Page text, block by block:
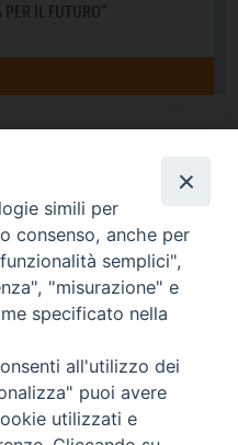
DI ALBANO
- Fax.: 06.9323844
Ore: 9:00 - 13:00
Ore 9:30 - 12:30
simili per
consenso, anche per
semplici",
"misurazione" e
specificato nella
all'utilizzo dei
puoi avere
utilizzati e